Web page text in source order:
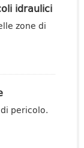
idraulici
zone di
pericolo.